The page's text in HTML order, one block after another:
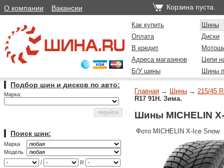
О компании Вакансии Корзина пуста.
Как купить
Шины
Оплата
Диски
В кредит
Адреса магазинов
Цепи
Б/У шины
Шины
Подбор шин и дисков по авто:
Марка:
Поиск шин:
Марка
Модель
/
R
Главная → Шины → 215/45
R17 91H. Зима.
Шины MICHELIN
Фото MICHELIN X-Ice Snow